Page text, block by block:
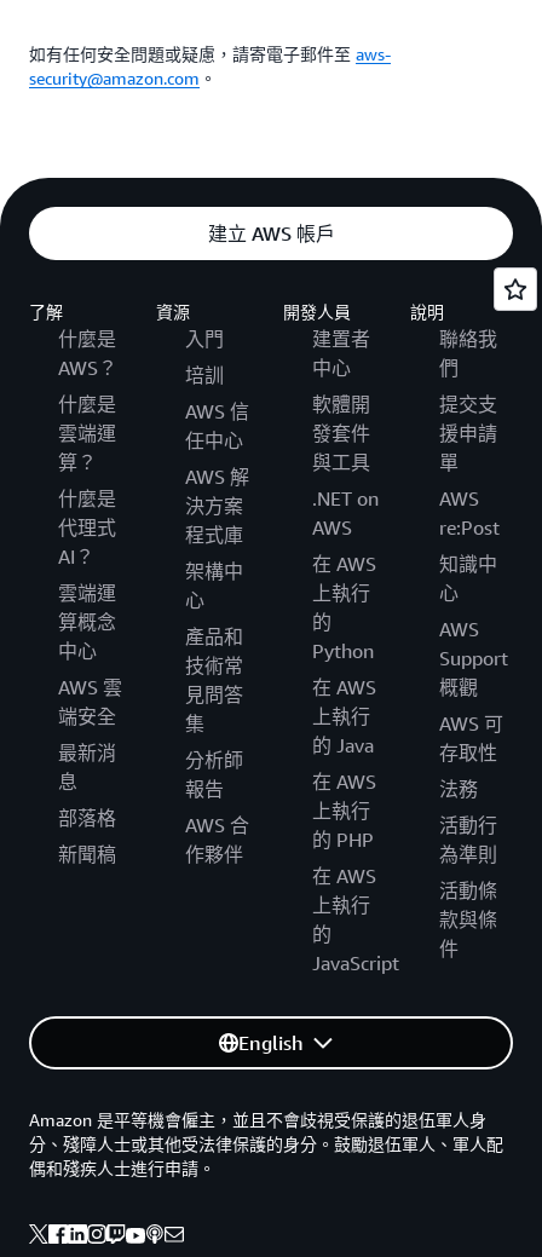
如有任何安全問題或疑慮，請寄電子郵件至 aws-
security@amazon.com 。
建立 AWS 帳戶
了解
什麼是
AWS？
什麼是
雲端運
算？
什麼是
代理式
AI？
雲端運
算概念
中心
AWS 雲
端安全
最新消
息
部落格
新聞稿
資源
入門
培訓
AWS 信
任中心
AWS 解
決方案
程式庫
架構中
心
產品和
技術常
見問答
集
分析師
報告
AWS 合
作夥伴
開發人員
建置者
中心
軟體開
發套件
與工具
.NET on
AWS
在 AWS
上執行
的
Python
在 AWS
上執行
的 Java
在 AWS
上執行
的 PHP
在 AWS
上執行
的
JavaScript
說明
聯絡我
們
提交支
援申請
單
AWS
re:Post
知識中
心
AWS
Support
概觀
AWS 可
存取性
法務
活動行
為準則
活動條
款與條
件
English
Amazon 是平等機會僱主，並且不會歧視受保護的退伍軍人身
分、殘障人士或其他受法律保護的身分。鼓勵退伍軍人、軍人配
偶和殘疾人士進行申請。